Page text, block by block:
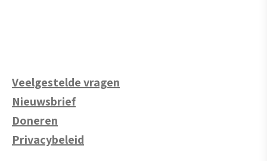
Veelgestelde vragen
Nieuwsbrief
Doneren
Privacybeleid